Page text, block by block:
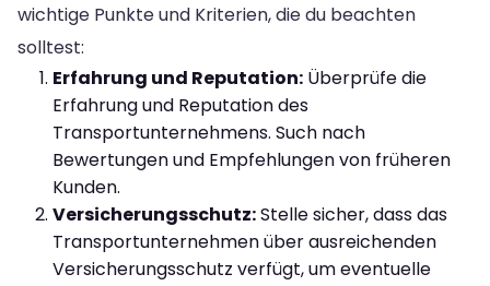
wichtige Punkte und Kriterien, die du beachten
solltest:
Erfahrung und Reputation: Überprüfe die
Erfahrung und Reputation des
Transportunternehmens. Such nach
Bewertungen und Empfehlungen von früheren
Kunden.
Versicherungsschutz:Stelle sicher, dass das
Transportunternehmen über ausreichenden
Versicherungsschutz verfügt, um eventuelle